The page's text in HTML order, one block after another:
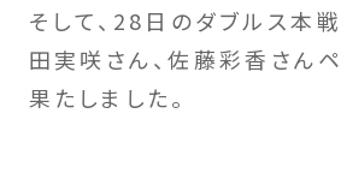
そして、28日のダブルス本
田実咲さん、佐藤彩香さん
果たしました。